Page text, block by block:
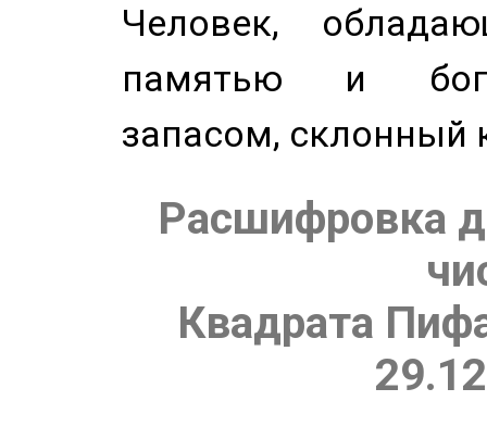
Человек,
памятью и
запасом, склонный
Расшифровка
Квадрата